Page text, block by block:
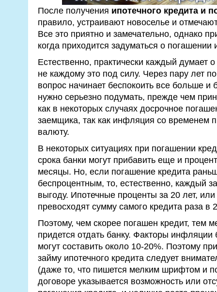
После получения ипотечного кредита и
правило, устраивают новоселье и
Все это приятно и замечательно, однако
когда приходится задуматься о погашении
Естественно, практически каждый думает
не каждому это под силу. Через пару лет
вопрос начинает беспокоить все больше
нужно серьезно подумать, прежде чем
как в некоторых случаях досрочное
заемщика, так как инфляция со временем
валюту.
В некоторых ситуациях при погашении
срока банки могут прибавить еще и
месяцы. Но, если погашение кредита
беспроцентным, то, естественно, каждый
выгоду. Ипотечные проценты за 20 лет,
превосходят сумму самого кредита раза в
Поэтому, чем скорее погашен кредит, тем
придется отдать банку. Факторы
могут составить около 10-20%. Поэтому
займу ипотечного кредита следует
(даже то, что пишется мелким шрифтом и
договоре указывается возможность или